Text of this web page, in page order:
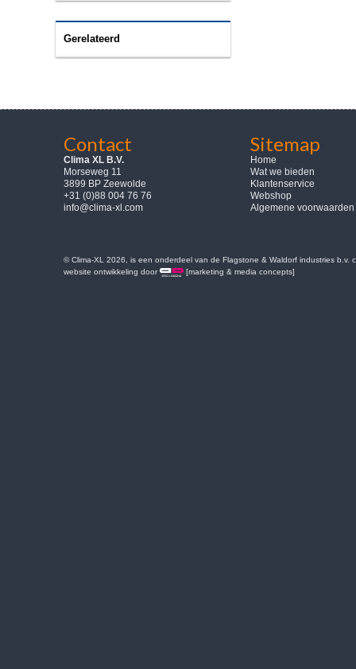
Gerelateerd
Contact
Clima XL B.V.
Morseweg 11
3899 BP Zeewolde
+31 (0)88 004 76 76
info@clima-xl.com
Sitemap
Home
Wat we bieden
Klantenservice
Webshop
Algemene voorwaarden
© Clima-XL 2026, is een onderdeel van de Flagstone & Waldorf industries b.v.
website ontwikkeling door
[marketing & media concepts]